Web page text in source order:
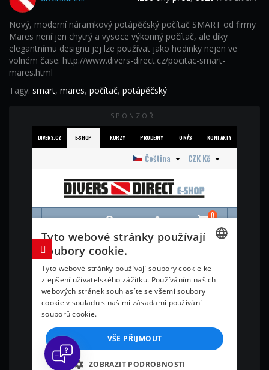
Nový, moderní náramkový potápěčský počítač SMART od firmy
Mares není jen chytrý a vysoce výkonný počítač, ale díky
elegantnímu designu jej lze používat jako hodinky nejen ve
volném čase. http://www.divers-direct.cz/pocitac-smart-
mares.html
Tagy: smart, mares, počítač, potápěčský
SPONZOŘI